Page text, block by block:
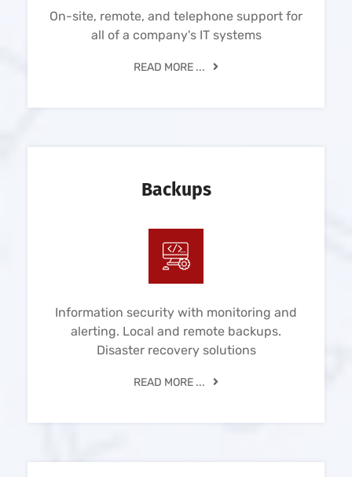
On-site, remote, and telephone support for
all of a company's IT systems
READ MORE ...
Backups
Information security with monitoring and
alerting. Local and remote backups.
Disaster recovery solutions
READ MORE ...